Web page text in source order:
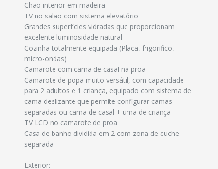
Chão interior em madeira
TV no salão com sistema elevatório
Grandes superfícies vidradas que proporcionam
excelente luminosidade natural
Cozinha totalmente equipada (Placa, frigorifico,
micro-ondas)
Camarote com cama de casal na proa
Camarote de popa muito versátil, com capacidade
para 2 adultos e 1 criança, equipado com sistema de
cama deslizante que permite configurar camas
separadas ou cama de casal + uma de criança
TV LCD no camarote de proa
Casa de banho dividida em 2 com zona de duche
separada
Exterior: